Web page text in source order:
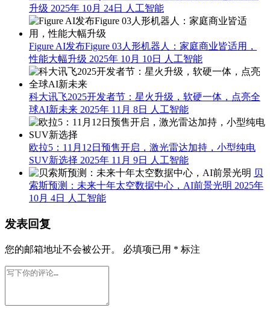
升级 2025年 10月 24日 人工智能
Figure AI发布Figure 03人形机器人：家庭商业皆适用，
性能大幅升级 2025年 10月 10日 人工智能
科大讯飞2025开发者节：星火升级，软硬一体，点亮全
球AI新未来 2025年 11月 8日 人工智能
欧拉5：11月12日预售开启，激光雷达加持，小型纯电
SUV新选择 2025年 11月 9日
人工智能
贝
索斯预测：未来十年太空数据中心，AI前景光明 2025年
10月 4日
人工智能
发表回复
您的邮箱地址不会被公开。 必填项已用 * 标注